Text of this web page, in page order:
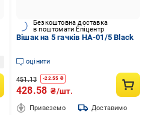
Безкоштовна доставка
в поштомати Епіцентр
Вішак на 5 гачків HA-01/5 Black
оцінити
451.13 -22.55 ₴
428.58 ₴/шт.
Привеземо Доставимо